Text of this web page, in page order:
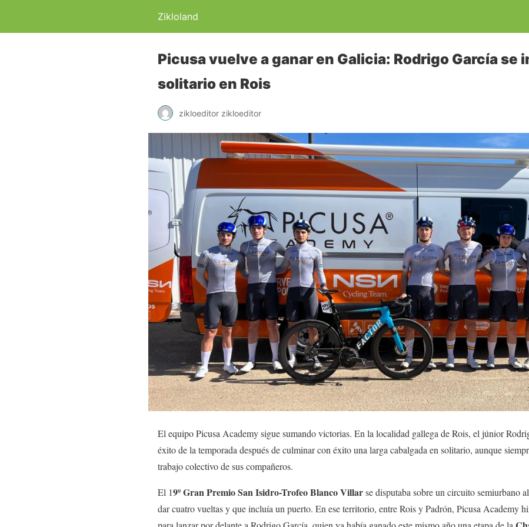
Zikloland
Picusa vuelve a ganar en Galicia: Rodrigo García se
solitario en Rois
zikloeditor zikloeditor
El equipo Picusa Academy sigue sumando victorias. En la localidad gallega de Rois, el júnior
éxito de la temporada después de culminar con éxito una larga cabalgada en solitario, aunque
trabajo colectivo de sus compañeros.
El 19º Gran Premio San Isidro-Trofeo Blanco Villarse disputaba sobre un circuito semiurbano
dar cuatro vueltas y que incluía un puerto. En ese territorio, entre Rois y Padrón, Picusa Academy